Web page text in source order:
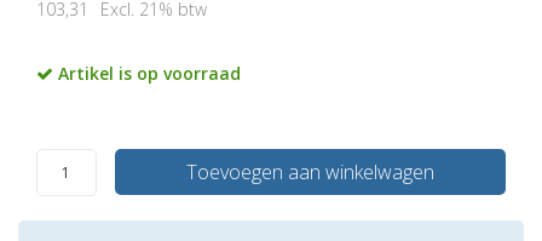
103,31
Excl. 21% btw
Artikel is op voorraad
Toevoegen aan winkelwagen